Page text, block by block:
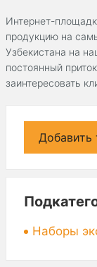
Интернет-
продукцию на
Узбекистана на
постоянный
заинтересовать
Добавить
Наборы